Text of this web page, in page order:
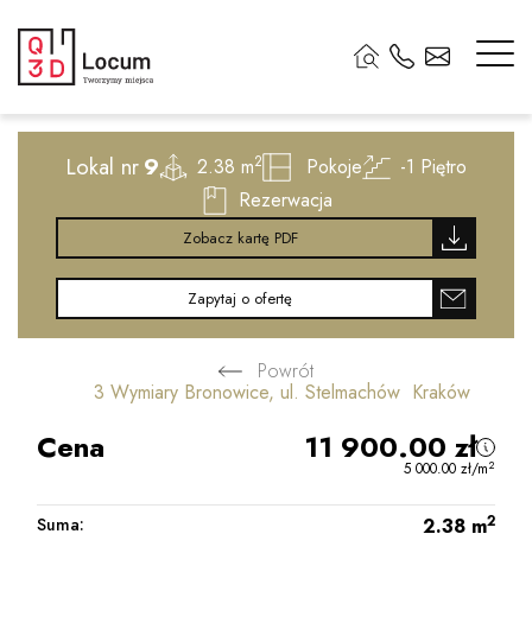
Lokal nr 9 2.38 m2 Pokoje -1 Piętro
Rezerwacja
Zobacz kartę PDF
Zapytaj o ofertę
Powrót
3 Wymiary Bronowice, ul. Stelmachów Kraków
Cena 11 900.00 zł
5 000.00 zł/m2
Suma: 2.38 m2
2